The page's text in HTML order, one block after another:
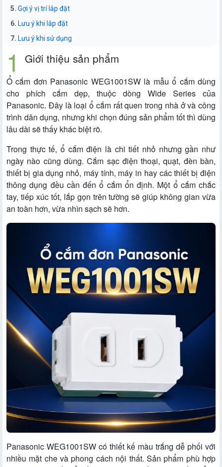
Gợi ý vị trí lắp đặt
Lưu ý khi lắp đặt
Lưu ý khi sử dụng
Giới thiệu sản phẩm
Ổ cắm đơn Panasonic WEG1001SW là mẫu ổ cắm dùng
cho phích cắm dẹp, thuộc dòng Wide Series của
Panasonic. Đây là loại ổ cắm rất quen trong nhà ở và công
trình dân dụng, nhưng khi chọn đúng sản phẩm tốt thì dùng
lâu dài sẽ thấy khác biệt rõ.
Trong thực tế, ổ cắm điện là chi tiết nhỏ nhưng gần như
ngày nào cũng dùng. Cắm sạc điện thoại, quạt, đèn bàn,
thiết bị gia dụng nhỏ, máy tính, máy in hay các thiết bị điện
thông dụng đều cần đến ổ cắm ổn định. Một ổ cắm chắc
tay, tiếp xúc tốt, lắp gọn trên tường sẽ giúp không gian vừa
an toàn hơn, vừa nhìn sạch sẽ hơn.
Panasonic WEG1001SW có thiết kế màu trắng dễ phối với
nhiều mặt che và phong cách nội thất. Sản phẩm phù hợp